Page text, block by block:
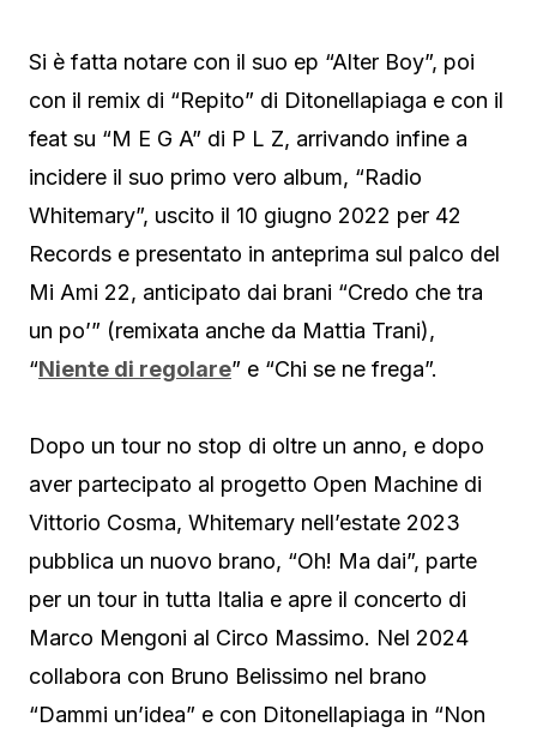
Si è fatta notare con il suo ep “Alter Boy”, poi
con il remix di “Repito” di Ditonellapiaga e con il
feat su “M E G A” di P L Z, arrivando infine a
incidere il suo primo vero album, “Radio
Whitemary”, uscito il 10 giugno 2022 per 42
Records e presentato in anteprima sul palco del
Mi Ami 22, anticipato dai brani “Credo che tra
un po’” (remixata anche da Mattia Trani),
“Niente di regolare” e “Chi se ne frega”.
Dopo un tour no stop di oltre un anno, e dopo
aver partecipato al progetto Open Machine di
Vittorio Cosma, Whitemary nell’estate 2023
pubblica un nuovo brano, “Oh! Ma dai”, parte
per un tour in tutta Italia e apre il concerto di
Marco Mengoni al Circo Massimo. Nel 2024
collabora con Bruno Belissimo nel brano
“Dammi un’idea” e con Ditonellapiaga in “Non